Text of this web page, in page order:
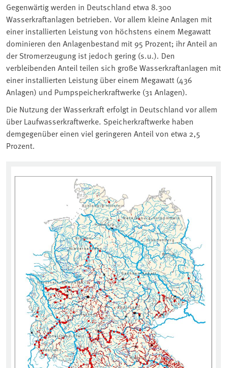
Gegenwärtig werden in Deutschland etwa 8.300
Wasserkraftanlagen betrieben. Vor allem kleine Anlagen mit
einer installierten Leistung von höchstens einem Megawatt
dominieren den Anlagenbestand mit 95 Prozent; ihr Anteil an
der Stromerzeugung ist jedoch gering (s.u.). Den
verbleibenden Anteil teilen sich große Wasserkraftanlagen mit
einer installierten Leistung über einem Megawatt (436
Anlagen) und Pumpspeicherkraftwerke (31 Anlagen).
Die Nutzung der Wasserkraft erfolgt in Deutschland vor allem
über Laufwasserkraftwerke. Speicherkraftwerke haben
demgegenüber einen viel geringeren Anteil von etwa 2,5
Prozent.